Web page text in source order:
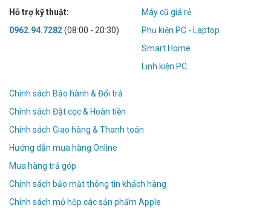
Hỗ trợ kỹ thuật:
0962.94.7282(08:00 - 20:30)
Máy cũ giá rẻ
Phụ kiện PC - Laptop
Smart Home
Linh kiện PC
Chính sách Bảo hành & Đổi trả
Chính sách Đặt cọc & Hoàn tiền
Chính sách Giao hàng & Thanh toán
Hướng dẫn mua hàng Online
Mua hàng trả góp
Chính sách bảo mật thông tin khách hàng
Chính sách mở hộp các sản phẩm Apple